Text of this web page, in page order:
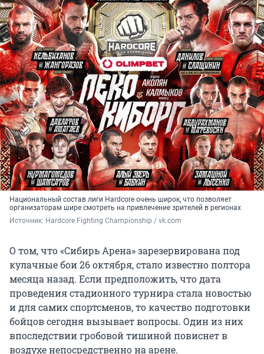
Национальный состав лиги Hardcore очень широк, что позволяет
организаторам шире смотреть на привлечение зрителей в регионах
Источник: Hardcore Fighting Championship / vk.com
О том, что «Сибирь Арена» зарезервирована под
кулачные бои 26 октября, стало известно полтора
месяца назад. Если предположить, что дата
проведения стадионного турнира стала новостью
и для самих спортсменов, то качество подготовки
бойцов сегодня вызывает вопросы. Один из них
впоследствии гробовой тишиной повиснет в
воздухе непосредственно на арене.